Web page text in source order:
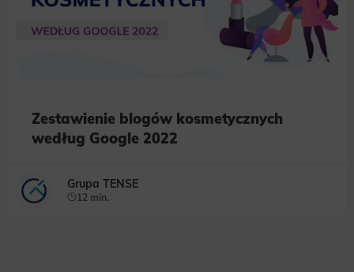
Zestawienie blogów kosmetycznych
według Google 2022
Grupa TENSE
12 min.